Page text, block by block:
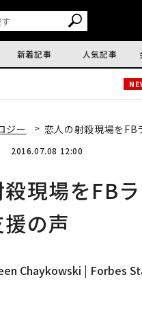
新着記事 人気記事
ジー 恋人の射殺現場を
2016.07.08 12:00
殺現場をFB
の声
Chaykowski | Forbes